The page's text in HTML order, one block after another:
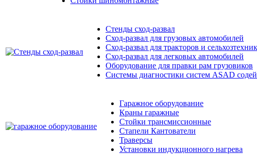
Стенды сход-развал
Сход-развал для грузовых автомобилей
Сход-развал для тракторов и
Сход-развал для легковых автомобилей
Оборудование для правки рам грузовиков
Системы диагностики систем ASAD
Гаражное оборудование
Краны гаражные
Стойки трансмиссионные
Стапели Кантователи
Траверсы
Установки индукционного нагрева